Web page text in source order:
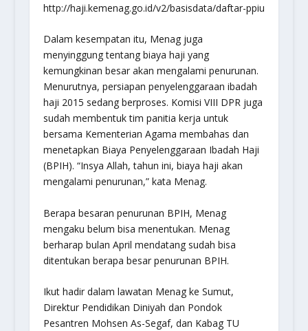
http://haji.kemenag.go.id/v2/basisdata/daftar-ppiu
Dalam kesempatan itu, Menag juga
menyinggung tentang biaya haji yang
kemungkinan besar akan mengalami penurunan.
Menurutnya, persiapan penyelenggaraan ibadah
haji 2015 sedang berproses. Komisi VIII DPR juga
sudah membentuk tim panitia kerja untuk
bersama Kementerian Agama membahas dan
menetapkan Biaya Penyelenggaraan Ibadah Haji
(BPIH). “Insya Allah, tahun ini, biaya haji akan
mengalami penurunan,” kata Menag.
Berapa besaran penurunan BPIH, Menag
mengaku belum bisa menentukan. Menag
berharap bulan April mendatang sudah bisa
ditentukan berapa besar penurunan BPIH.
Ikut hadir dalam lawatan Menag ke Sumut,
Direktur Pendidikan Diniyah dan Pondok
Pesantren Mohsen As-Segaf, dan Kabag TU